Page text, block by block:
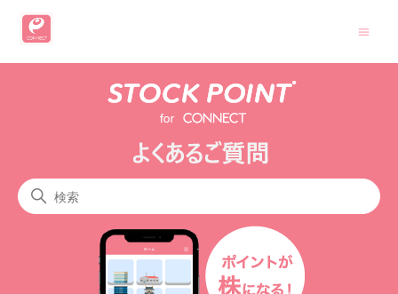
StockPoint for CONNECT
検索